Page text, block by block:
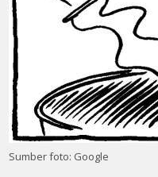
Sumber foto: Google